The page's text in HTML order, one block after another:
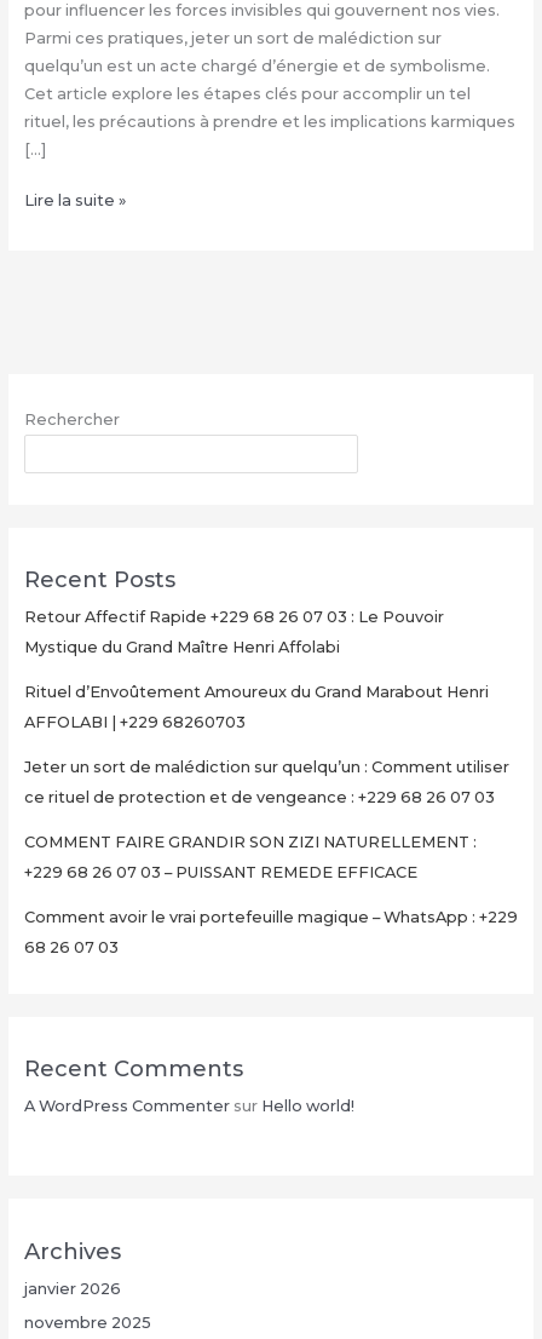
pour influencer les forces invisibles qui gouvernent nos vies.
Parmi ces pratiques, jeter un sort de malédiction sur
quelqu’un est un acte chargé d’énergie et de symbolisme.
Cet article explore les étapes clés pour accomplir un tel
rituel, les précautions à prendre et les implications karmiques
[…]
Jeter
Comment
ce
et
de
vengeance
+229
68
Lire la suite »
Rechercher
Recent Posts
Retour Affectif Rapide +229 68 26 07 03 : Le Pouvoir
Mystique du Grand Maître Henri Affolabi
Rituel d’Envoûtement Amoureux du Grand Marabout Henri
AFFOLABI | +229 68260703
Jeter un sort de malédiction sur quelqu’un : Comment utiliser
ce rituel de protection et de vengeance : +229 68 26 07 03
COMMENT FAIRE GRANDIR SON ZIZI NATURELLEMENT :
+229 68 26 07 03 – PUISSANT REMEDE EFFICACE
Comment avoir le vrai portefeuille magique – WhatsApp : +229
68 26 07 03
Recent Comments
A WordPress Commentersur Hello world!
Archives
janvier 2026
novembre 2025